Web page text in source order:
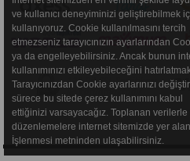
ve kullanıcı deneyiminizi geliştirebilmek
kullanıyoruz. Cookie kullanılmasını tercih
etmezseniz tarayıcınızın ayarlarından
ya da engelleyebilirsiniz. Ancak bunun
kullanımınızı etkileyebileceğini
Tarayıcınızdan Cookie ayarlarınızı
sürece bu sitede çerez kullanımını kabul
ettiğinizi varsayacağız. Toplanan verilerle
düzenlemelere internet sitemizde yer
İşlenmesi metninden ulaşabilirsiniz.